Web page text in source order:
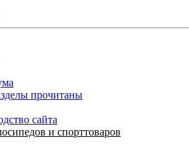
прочитаны
сайта
и спорттоваров